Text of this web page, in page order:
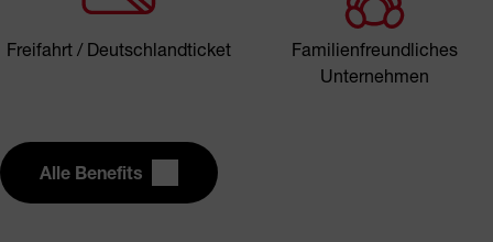
Freifahrt / Deutschlandticket
Familienfreundliches
Unternehmen
Alle Benefits